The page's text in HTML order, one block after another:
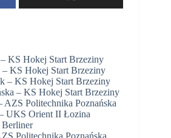
KS Hokej Start Brzeziny
– KS Hokej Start Brzeziny
– KS Hokej Start Brzeziny
– KS Hokej Start Brzeziny
AZS Politechnika Poznańska
UKS Orient II Łozina
Politechnika Poznańska